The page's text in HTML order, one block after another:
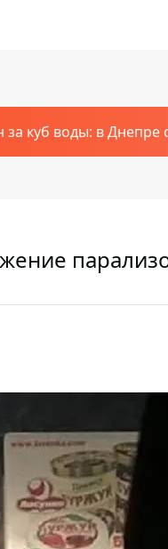
за куб воды: в